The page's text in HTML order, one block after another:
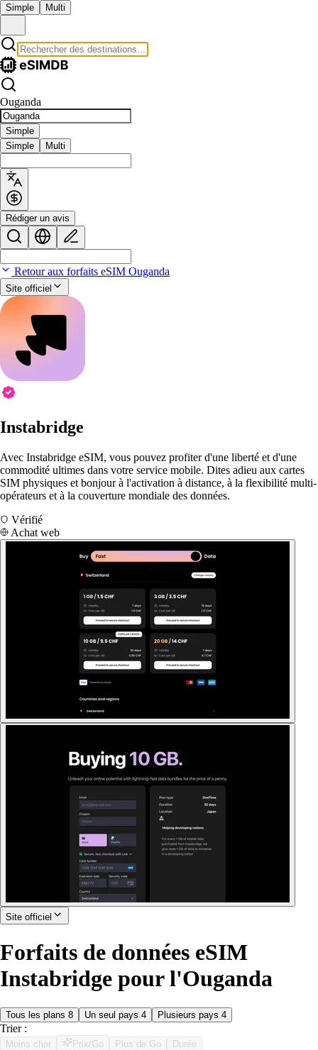
Simple Multi
Ouganda
Simple
Simple
Multi
Rédiger un avis
Retour aux forfaits eSIM Ouganda
Site officiel
Instabridge
Avec Instabridge eSIM, vous pouvez profiter d'une liberté et d'une
commodité ultimes dans votre service mobile. Dites adieu aux cartes
SIM physiques et bonjour à l'activation à distance, à la flexibilité multi-
opérateurs et à la couverture mondiale des données.
Vérifié
Achat web
Site officiel
Forfaits de données eSIM
Instabridge pour l'Ouganda
Tous les plans 8 Un seul pays 4 Plusieurs pays 4
Trier :
Moins cher Prix/Go Plus de Go Durée